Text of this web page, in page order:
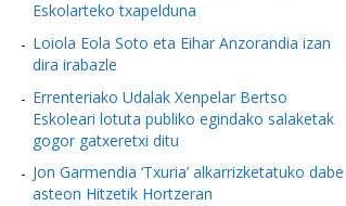
Eskolarteko txapelduna
Loiola Eola Soto eta Eihar Anzorandia izan
dira irabazle
Errenteriako Udalak Xenpelar Bertso
Eskoleari lotuta publiko egindako salaketak
gogor gatxeretxi ditu
Jon Garmendia ‘Txuria’ alkarrizketatuko dabe
asteon Hitzetik Hortzeran